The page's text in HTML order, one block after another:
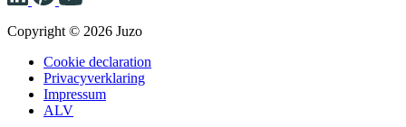
Copyright © 2026 Juzo
Cookie declaration
Privacyverklaring
Impressum
ALV